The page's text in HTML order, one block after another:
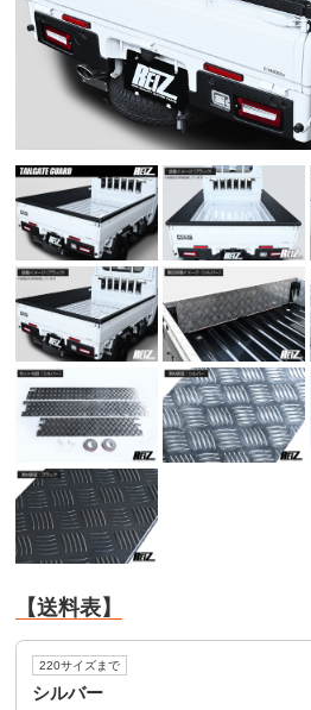
【送料表】
220サイズまで
シルバー